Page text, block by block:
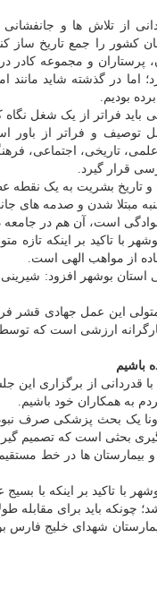
از تلاش ها و جانفشانی
کشور را جمع تاریخ ساز
پرستاران و مجموعه کادر
اما در گذشته شاید مانند
بودیم.
باید فراتر از یک شغل نگاه
توصیف و فراتر از باور
تاریخی، اجتماعی،
قرار گیرد.
و تاریخ بشریت به یک
مبتلا شدن و صدمه های
است، آن هم در
با تاکید بر اینکه
از مواهب الهی است.
استان بوشهر افزود:
متولی این عمل جهادی قشر
ارزشی است که
باشیم
قدردانی از برگزاری
به همکاران خود باشیم.
یک بحث پزشکی صرف
بحثی است که تصمیم
بیمارستان ها در خط
بوشهر با تاکید بر اینکه
چونکه باید برای مقابله
شهدای خلیج فارس